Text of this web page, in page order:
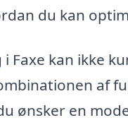
du kan
Faxe kan ikke
af
ønsker en